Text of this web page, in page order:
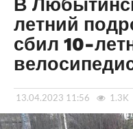
В
летний
сбил 10-
13.04.2023 11:56 1.3K